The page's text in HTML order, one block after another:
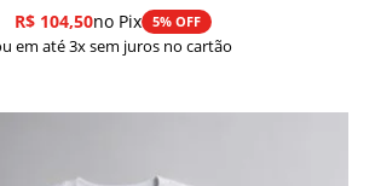
R$104,50no Pix 5% OFF
em até 3x sem juros no cartão